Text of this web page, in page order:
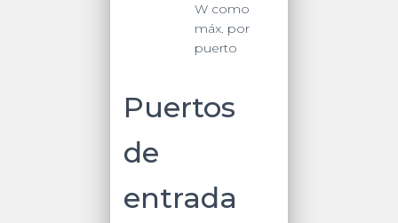
W como
máx. por
puerto
Puertos
de
entrada